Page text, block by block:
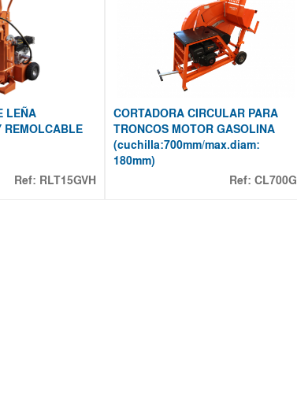
LEÑA
REMOLCABLE
Ref: RLT15GVH
CORTADORA CIRCULAR PARA
TRONCOS MOTOR GASOLINA
(cuchilla:700mm/max.diam:
180mm)
Ref:CL700G